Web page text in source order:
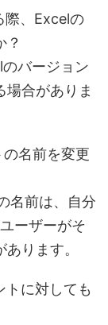
際、Excelの
？
バージョン
場合がありま
名前を変更
名前は、自分
ーザーがそ
ります。
に対しても